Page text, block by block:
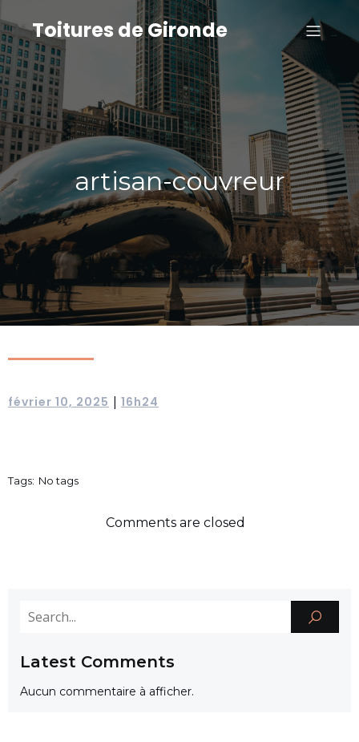
Toitures de Gironde
artisan-couvreur
février 10, 2025 16h24
Tags: No tags
Comments are closed
Latest Comments
Aucun commentaire à afficher.